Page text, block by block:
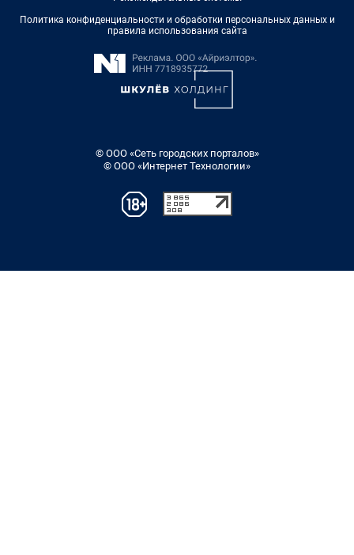
Политика конфиденциальности и обработки персональных данных и
правила использования сайта
© ООО «Сеть городских порталов»
© ООО «Интернет Технологии»